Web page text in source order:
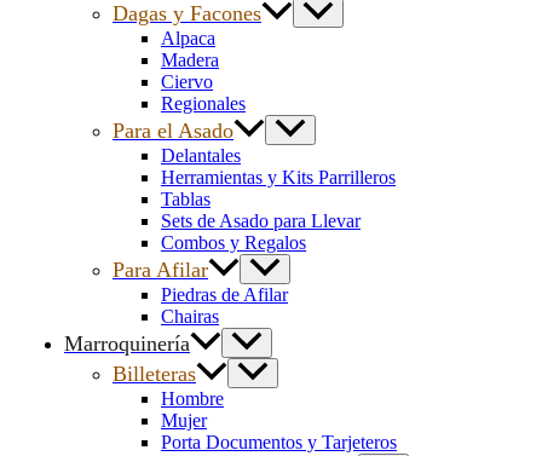
Dagas y Facones
Alpaca
Madera
Ciervo
Regionales
Para el Asado
Delantales
Herramientas y Kits Parrilleros
Tablas
Sets de Asado para Llevar
Combos y Regalos
Para Afilar
Piedras de Afilar
Chairas
Marroquinería
Billeteras
Hombre
Mujer
Porta Documentos y Tarjeteros